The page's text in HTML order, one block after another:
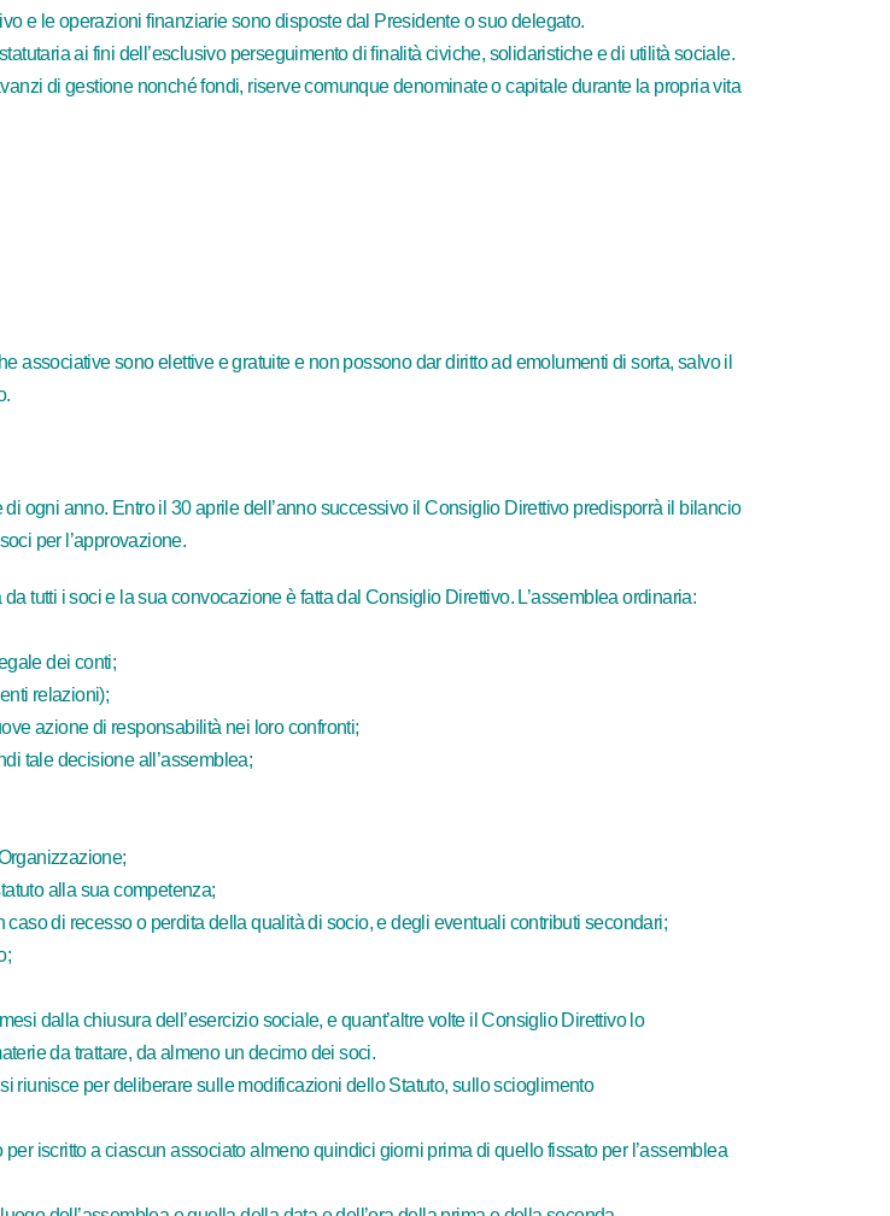
e le operazioni finanziarie sono disposte dal Presidente o suo delegato.
ai fini dell’esclusivo perseguimento di finalità civiche, solidaristiche e di utilità sociale.
di gestione nonché fondi, riserve comunque denominate o capitale durante la propria vita
associative sono elettive e gratuite e non possono dar diritto ad emolumenti di sorta, salvo il
ogni anno. Entro il 30 aprile dell’anno successivo il Consiglio Direttivo predisporrà il bilancio
per l’approvazione.
tutti i soci e la sua convocazione è fatta dal Consiglio Direttivo. L’assemblea ordinaria:
dei conti;
relazioni);
azione di responsabilità nei loro confronti;
tale decisione all’assemblea;
alla sua competenza;
di recesso o perdita della qualità di socio, e degli eventuali contributi secondari;
dalla chiusura dell’esercizio sociale, e quant’altre volte il Consiglio Direttivo lo
da trattare, da almeno un decimo dei soci.
riunisce per deliberare sulle modificazioni dello Statuto, sullo scioglimento
iscritto a ciascun associato almeno quindici giorni prima di quello fissato per l’assemblea